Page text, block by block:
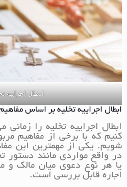
ابطال اجراییه
ابطال اجراییه تخلیه بر اساس
ابطال اجراییه تخلیه را
کنیم که با برخی از مفاهیم
شویم. یکی از مهمترین این
در واقع مواردی مانند دستور
یا هر نوع دعوی میان مالک و
اجاره قابل بررسی است.